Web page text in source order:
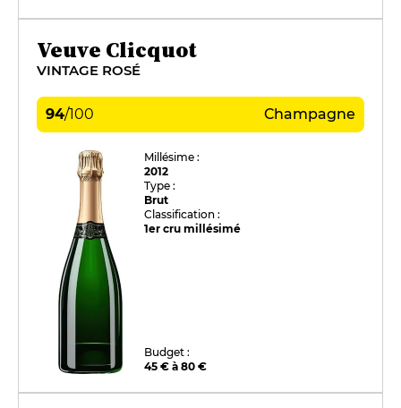
Veuve Clicquot
VINTAGE ROSÉ
94/100 Champagne
Millésime :
2012
Type :
Brut
Classification :
1er cru millésimé
Budget :
45 € à 80 €